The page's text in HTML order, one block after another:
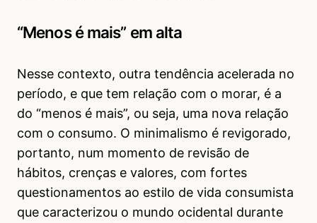
“Menos é mais” em alta
Nesse contexto, outra tendência acelerada no
período, e que tem relação com o morar, é a
do “menos é mais”, ou seja, uma nova relação
com o consumo. O minimalismo é revigorado,
portanto, num momento de revisão de
hábitos, crenças e valores, com fortes
questionamentos ao estilo de vida consumista
que caracterizou o mundo ocidental durante